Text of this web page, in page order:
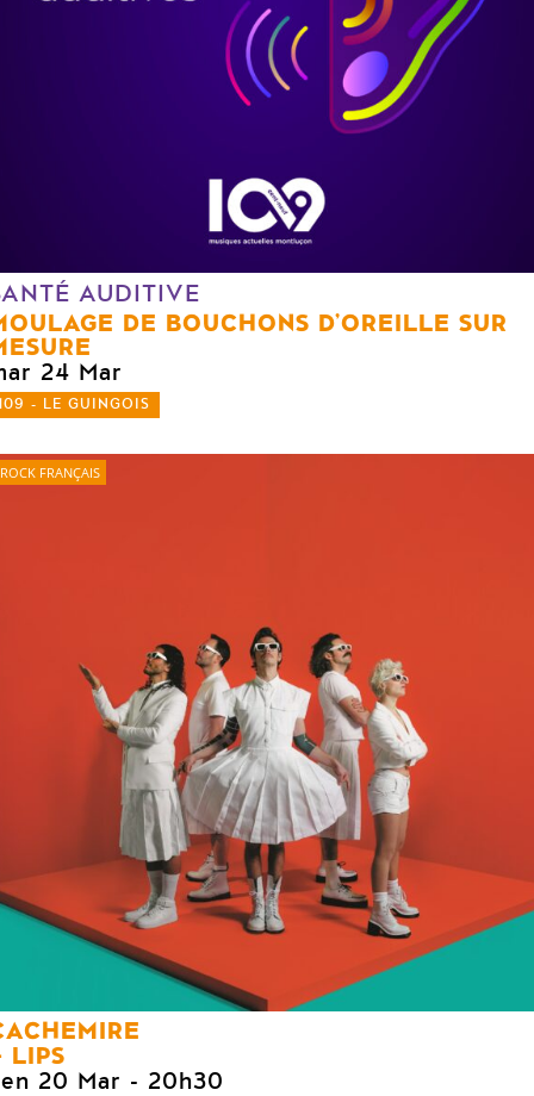
AUDITIVE
DE BOUCHONS D’OREILLE SUR
24 Mar
- LE GUINGOIS
ROCK FRANÇAIS
LIPS
20 Mar - 20h30